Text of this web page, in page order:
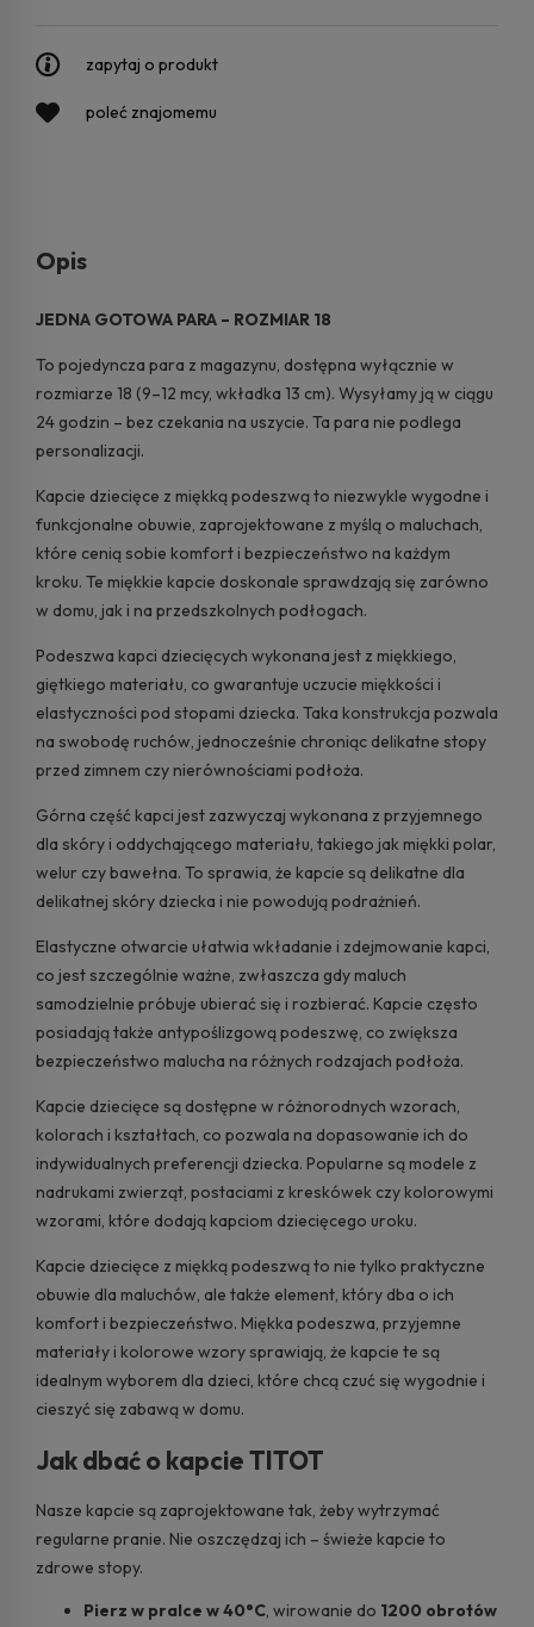
zapytaj o produkt
poleć znajomemu
Opis
JEDNA GOTOWA PARA – ROZMIAR 18
To pojedyncza para z magazynu, dostępna wyłącznie w
rozmiarze 18 (9–12 mcy, wkładka 13 cm). Wysyłamy ją w ciągu
24 godzin – bez czekania na uszycie. Ta para nie podlega
personalizacji.
Kapcie dziecięce z miękką podeszwą to niezwykle wygodne i
funkcjonalne obuwie, zaprojektowane z myślą o maluchach,
które cenią sobie komfort i bezpieczeństwo na każdym
kroku. Te miękkie kapcie doskonale sprawdzają się zarówno
w domu, jak i na przedszkolnych podłogach.
Podeszwa kapci dziecięcych wykonana jest z miękkiego,
giętkiego materiału, co gwarantuje uczucie miękkości i
elastyczności pod stopami dziecka. Taka konstrukcja pozwala
na swobodę ruchów, jednocześnie chroniąc delikatne stopy
przed zimnem czy nierównościami podłoża.
Górna część kapci jest zazwyczaj wykonana z przyjemnego
dla skóry i oddychającego materiału, takiego jak miękki polar,
welur czy bawełna. To sprawia, że kapcie są delikatne dla
delikatnej skóry dziecka i nie powodują podrażnień.
Elastyczne otwarcie ułatwia wkładanie i zdejmowanie kapci,
co jest szczególnie ważne, zwłaszcza gdy maluch
samodzielnie próbuje ubierać się i rozbierać. Kapcie często
posiadają także antypoślizgową podeszwę, co zwiększa
bezpieczeństwo malucha na różnych rodzajach podłoża.
Kapcie dziecięce są dostępne w różnorodnych wzorach,
kolorach i kształtach, co pozwala na dopasowanie ich do
indywidualnych preferencji dziecka. Popularne są modele z
nadrukami zwierząt, postaciami z kreskówek czy kolorowymi
wzorami, które dodają kapciom dziecięcego uroku.
Kapcie dziecięce z miękką podeszwą to nie tylko praktyczne
obuwie dla maluchów, ale także element, który dba o ich
komfort i bezpieczeństwo. Miękka podeszwa, przyjemne
materiały i kolorowe wzory sprawiają, że kapcie te są
idealnym wyborem dla dzieci, które chcą czuć się wygodnie i
cieszyć się zabawą w domu.
Jak dbać o kapcie TITOT
Nasze kapcie są zaprojektowane tak, żeby wytrzymać
regularne pranie. Nie oszczędzaj ich – świeże kapcie to
zdrowe stopy.
Pierz w pralce w 40°C, wirowanie do 1200 obrotów